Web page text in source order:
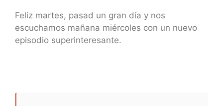
Feliz martes, pasad un gran día y nos
escuchamos mañana miércoles con un nuevo
episodio superinteresante.